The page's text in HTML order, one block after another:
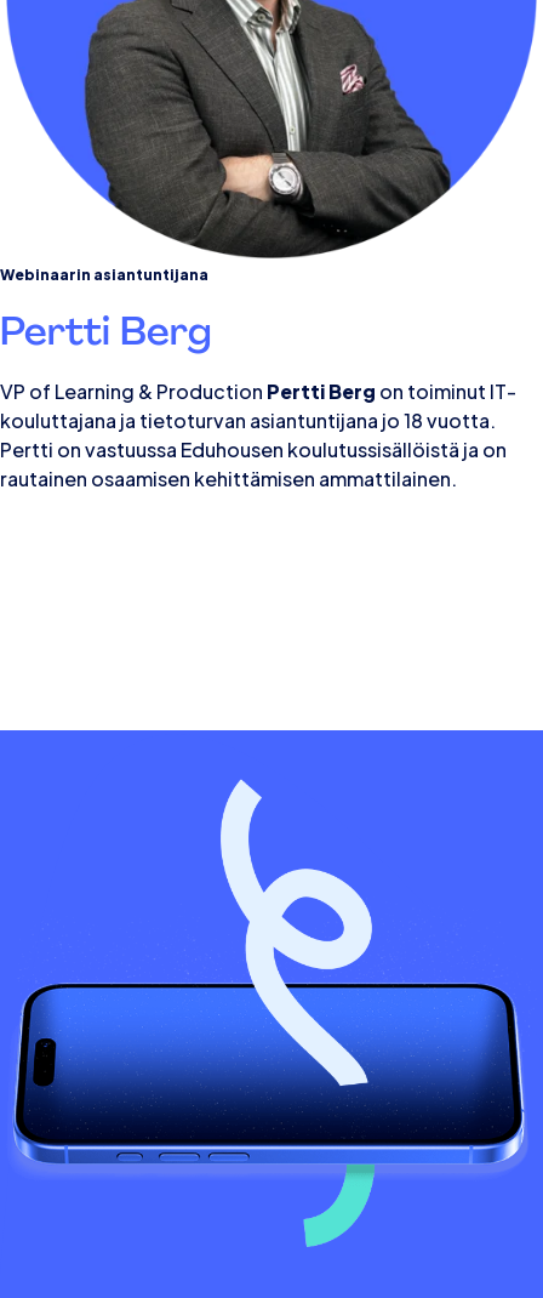
Webinaarin asiantuntijana
Pertti Berg
VP of Learning & Production Pertti Berg on toiminut IT-
kouluttajana ja tietoturvan asiantuntijana jo 18 vuotta.
Pertti on vastuussa Eduhousen koulutussisällöistä ja on
rautainen osaamisen kehittämisen ammattilainen.